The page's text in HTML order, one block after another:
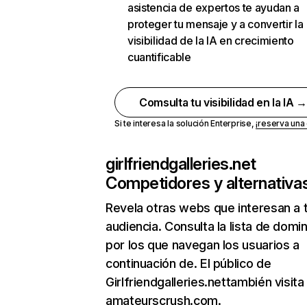
asistencia de expertos te ayudan a
proteger tu mensaje y a convertir la
visibilidad de la IA en crecimiento
cuantificable
Comsulta tu visibilidad en la IA →
Si te interesa la solución Enterprise,¡reserva
girlfriendgalleries.net
Competidores y
Revela otras webs que interesan a
audiencia. Consulta la lista de
por los que navegan los usuarios a
continuación de. El público de
Girlfriendgalleries.nettambién visita
amateurscrush.com.